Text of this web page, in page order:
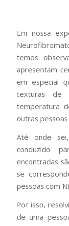
Em nossa
temos
apresentam
em especial
texturas de
temperatura
outras
Até onde
conduzido
encontradas
se
pessoas com
Por isso,
de uma